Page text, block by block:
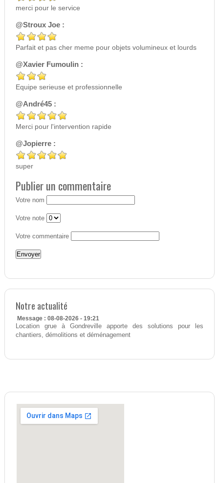
merci pour le service
@Stroux Joe :
Parfait et pas cher meme pour objets volumineux et lourds
@Xavier Fumoulin :
Equipe serieuse et professionnelle
@André45 :
Merci pour l'intervention rapide
@Jopierre :
super
Publier un commentaire
Votre nom
Votre note
Votre commentaire
Notre actualité
Message : 08-08-2026 - 19:21
Location grue à Gondreville apporte des solutions pour les
chantiers, démolitions et déménagement